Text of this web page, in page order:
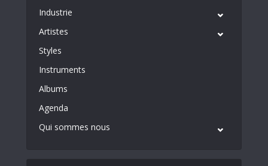
Industrie
Artistes
Styles
Instruments
Albums
Agenda
Qui sommes nous